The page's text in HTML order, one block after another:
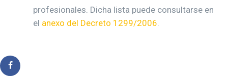
profesionales. Dicha lista puede consultarse en
el anexo del Decreto 1299/2006.